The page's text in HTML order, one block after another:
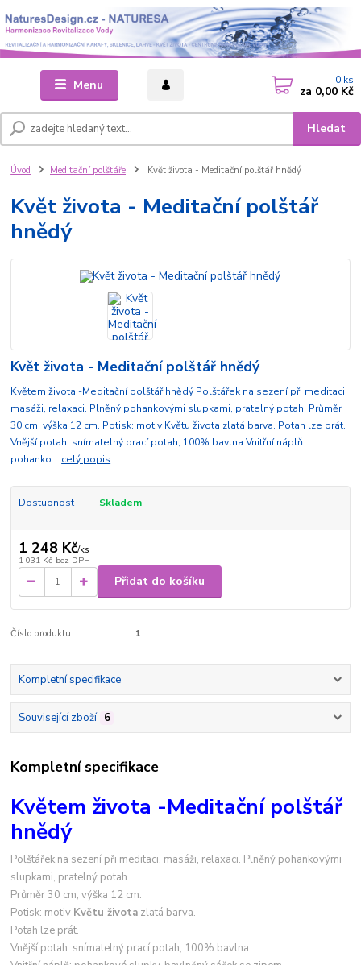
Menu
Hledat
0 ks
za 0,00 Kč
Úvod Meditační polštáře Květ života - Meditační polštář hnědý
Květ života - Meditační polštář
hnědý
Květ života - Meditační polštář hnědý
Květem života -Meditační polštář hnědý Polštářek na sezení při meditaci,
masáži, relaxaci. Plněný pohankovými slupkami, pratelný potah. Průměr
30 cm, výška 12 cm. Potisk: motiv Květu života zlatá barva. Potah lze prát.
Vnější potah: snímatelný prací potah, 100% bavlna Vnitřní náplň:
pohanko... celý popis
Dostupnost Skladem
1 248 Kč/ks
1 031 Kč bez DPH
Přidat do košíku
Číslo produktu: 1
Kompletní specifikace
Související zboží 6
Kompletní specifikace
Květem života -Meditační polštář
hnědý
Polštářek na sezení při meditaci, masáži, relaxaci. Plněný pohankovými
slupkami, pratelný potah.
Průměr 30 cm, výška 12 cm.
Potisk: motiv Květu života zlatá barva.
Potah lze prát.
Vnější potah: snímatelný prací potah, 100% bavlna